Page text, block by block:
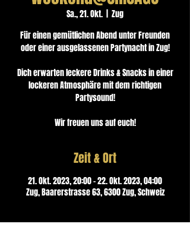
Sa., 21. Okt.
Zug
Für einen gemütlichen Abend unter Freunden
oder einer ausgelassenen Partynacht in Zug!
Dich erwarten leckere Drinks & Snacks in einer
lockeren Atmosphäre mit dem richtigen
Partysound!
Wir freuen uns auf euch!
Zeit & Ort
21. Okt. 2023, 20:00 – 22. Okt. 2023, 04:00
Zug, Baarerstrasse 63, 6300 Zug, Schweiz